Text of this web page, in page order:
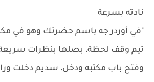
نادته بسرعة
"في أوردر جه باسم حضرتك وهو في
تيم وقف لحظة، بصلها بنظرات
وفتح باب مكتبه ودخل، سديم دخلت